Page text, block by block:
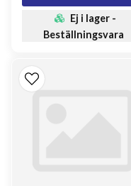
Ej i lager -
Beställningsvara